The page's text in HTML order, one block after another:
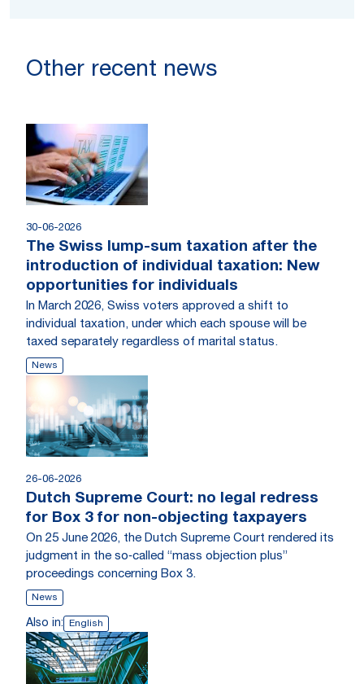
Other recent news
30-06-2026
The Swiss lump-sum taxation after the
introduction of individual taxation: New
opportunities for individuals
In March 2026, Swiss voters approved a shift to
individual taxation, under which each spouse will be
taxed separately regardless of marital status.
News
26-06-2026
Dutch Supreme Court: no legal redress
for Box 3 for non-objecting taxpayers
On 25 June 2026, the Dutch Supreme Court rendered its
judgment in the so‑called “mass objection plus”
proceedings concerning Box 3.
News
Also in: English